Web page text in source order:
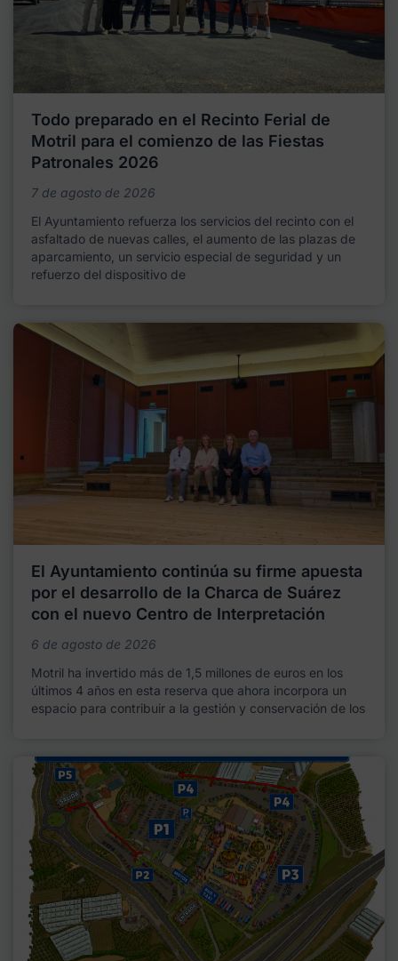
Todo preparado en el Recinto Ferial de
Motril para el comienzo de las Fiestas
Patronales 2026
7 de agosto de 2026
El Ayuntamiento refuerza los servicios del recinto con el
asfaltado de nuevas calles, el aumento de las plazas de
aparcamiento, un servicio especial de seguridad y un
refuerzo del dispositivo de
El Ayuntamiento continúa su firme apuesta
por el desarrollo de la Charca de Suárez
con el nuevo Centro de Interpretación
6 de agosto de 2026
Motril ha invertido más de 1,5 millones de euros en los
últimos 4 años en esta reserva que ahora incorpora un
espacio para contribuir a la gestión y conservación de los